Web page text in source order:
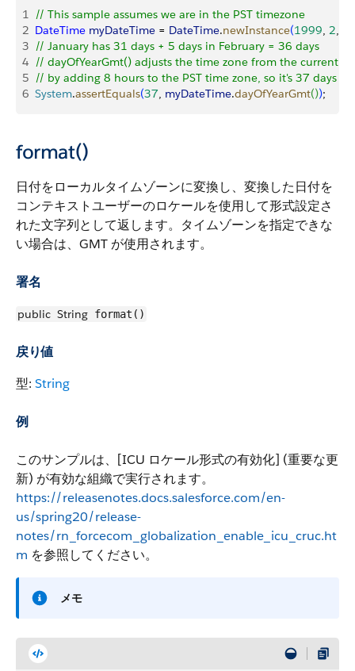
1 // This sample assumes we are in the PST timezone
2 DateTime myDateTime = DateTime.newInstance(1999, 2,
3 // January has 31 days + 5 days in February = 36 days
4 // dayOfYearGmt() adjusts the time zone from the current
5 // by adding 8 hours to the PST time zone, so it's 37 days
6 System.assertEquals(37, myDateTime.dayOfYearGmt());
format()
日付をローカルタイムゾーンに変換し、変換した日付を
コンテキストユーザーのロケールを使用して形式設定さ
れた文字列として返します。タイムゾーンを指定できな
い場合は、GMT が使用されます。
署名
public String format()
戻り値
型: String
例
このサンプルは、[ICU ロケール形式の有効化] (重要な更
新) が有効な組織で実行されます。
https://releasenotes.docs.salesforce.com/en-
us/spring20/release-
notes/rn_forcecom_globalization_enable_icu_cruc.ht
m を参照してください。
メモ